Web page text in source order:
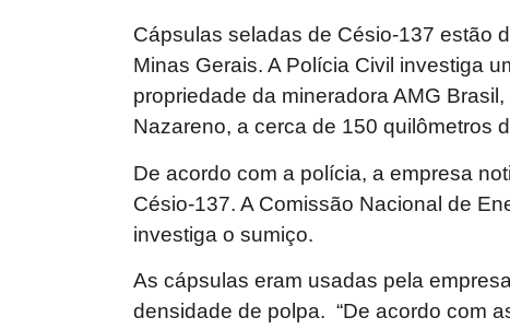
Cápsulas seladas de Césio-137 estão
Minas Gerais. A Polícia Civil investiga
propriedade da mineradora AMG
Nazareno, a cerca de 150 quilômetros
De acordo com a polícia, a empresa
Césio-137. A Comissão Nacional de
investiga o sumiço.
As cápsulas eram usadas pela
densidade de polpa. “De acordo com